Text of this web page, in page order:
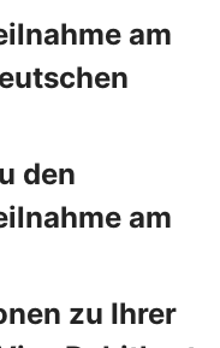
am
den
am
zu Ihrer